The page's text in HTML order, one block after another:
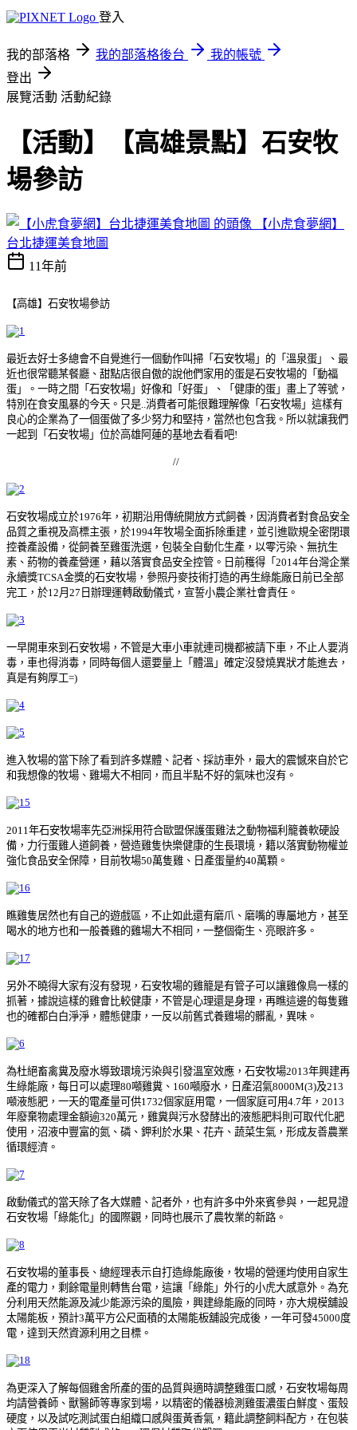
登入
我的部落格 我的部落格後台
我的帳號
登出
展覽活動 活動紀錄
【活動】【高雄景點】石安牧
場參訪
【小虎食夢網】
台北捷運美食地圖
11年前
【高雄】石安牧場參訪
最近去好士多總會不自覺進行一個動作叫掃「石安牧場」的「溫泉蛋」、最
近也很常聽某餐廳、甜點店很自傲的說他們家用的蛋是石安牧場的「動福
蛋」。一時之間「石安牧場」好像和「好蛋」、「健康的蛋」畫上了等號，
特別在食安風暴的今天。只是..消費者可能很難理解像「石安牧場」這樣有
良心的企業為了一個蛋做了多少努力和堅持，當然也包含我。所以就讓我們
一起到「石安牧場」位於高雄阿蓮的基地去看看吧!
//
石安牧場成立於1976年，初期沿用傳統開放方式飼養，因消費者對食品安全
品質之重視及高標主張，於1994年牧場全面拆除重建，並引進歐規全密閉環
控養產設備，從飼養至雞蛋洗選，包裝全自動化生產，以零污染、無抗生
素、葯物的養產營運，藉以落實食品安全控管。日前穫得「2014年台灣企業
永續獎TCSA金獎的石安牧場，參照丹麥技術打造的再生綠能廠日前已全部
完工，於12月27日辦理運轉啟動儀式，宣誓小農企業社會責任。
一早開車來到石安牧場，不管是大車小車就連司機都被請下車，不止人要消
毒，車也得消毒，同時每個人還要量上「體溫」確定沒發燒異狀才能進去，
真是有夠厚工=)
進入牧場的當下除了看到許多媒體、記者、採訪車外，最大的震憾來自於它
和我想像的牧場、雞場大不相同，而且半點不好的氣味也沒有。
2011年石安牧場率先亞洲採用符合歐盟保護蛋雞法之動物福利籠養軟硬設
備，力行蛋雞人道飼養，營造雞隻快樂健康的生長環境，籍以落實動物權並
強化食品安全保障，目前牧場50萬隻雞、日產蛋量約40萬顆。
瞧雞隻居然也有自己的遊戲區，不止如此還有磨爪、磨嘴的專屬地方，甚至
喝水的地方也和一般養雞的雞場大不相同，一整個衛生、亮眼許多。
另外不曉得大家有沒有發現，石安牧場的雞籠是有管子可以讓雞像鳥一樣的
抓著，據說這樣的雞會比較健康，不管是心理還是身理，再瞧這邊的每隻雞
也的確都白白淨淨，體態健康，一反以前舊式養雞場的髒亂，異味。
為杜絕畜禽糞及廢水導致環境污染與引發溫室效應，石安牧場2013年興建再
生綠能廠，每日可以處理80噸雞糞、160噸廢水，日產沼氣8000M(3)及213
噸液態肥，一天的電產量可供1732個家庭用電，一個家庭可用4.7年，2013
年廢棄物處理金額逾320萬元，雞糞與污水發酵出的液態肥料則可取代化肥
使用，沼液中豐富的氮、磷、鉀利於水果、花卉、蔬菜生氣，形成友善農業
循環經濟。
啟動儀式的當天除了各大媒體、記者外，也有許多中外來賓參與，一起見證
石安牧場「綠能化」的國際觀，同時也展示了農牧業的新路。
石安牧場的董事長、總經理表示自打造綠能廠後，牧場的營運均使用自家生
產的電力，剩餘電量則轉售台電，這讓「綠能」外行的小虎大感意外。為充
分利用天然能源及減少能源污染的風險，興建綠能廠的同時，亦大規模舖設
太陽能板，預計3萬平方公尺面積的太陽能板舖設完成後，一年可發45000度
電，達到天然資源利用之目標。
為更深入了解每個雞舍所產的蛋的品質與適時調整雞蛋口感，石安牧場每周
均請營養師、獸醫師等專家到場，以精密的儀器檢測雞蛋濃蛋白鮮度、蛋殼
硬度，以及試吃測試蛋白組織口感與蛋黃香氣，籍此調整飼料配方，在包裝